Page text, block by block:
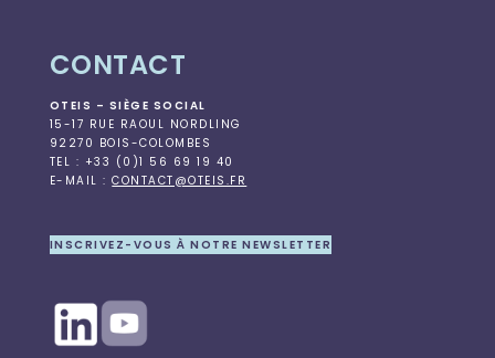
CONTACT
OTEIS – SIÈGE SOCIAL
15-17 RUE RAOUL NORDLING
92270 BOIS-COLOMBES
TEL : +33 (0)1 56 69 19 40
E-MAIL :CONTACT@OTEIS.FR
INSCRIVEZ-VOUS À NOTRE NEWSLETTER